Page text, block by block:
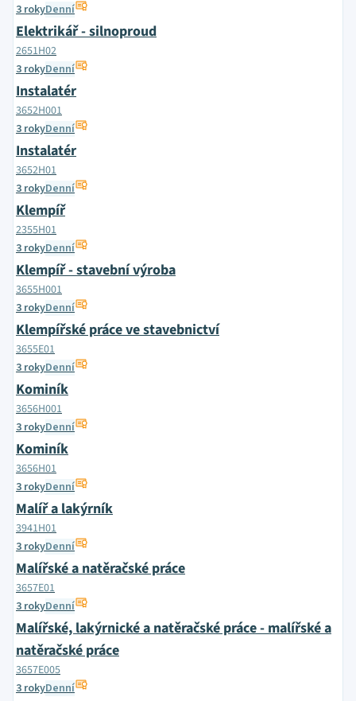
3 rokyDenní
Elektrikář - silnoproud
2651H02
3 rokyDenní
Instalatér
3652H001
3 rokyDenní
Instalatér
3652H01
3 rokyDenní
Klempíř
2355H01
3 rokyDenní
Klempíř - stavební výroba
3655H001
3 rokyDenní
Klempířské práce ve stavebnictví
3655E01
3 rokyDenní
Kominík
3656H001
3 rokyDenní
Kominík
3656H01
3 rokyDenní
Malíř a lakýrník
3941H01
3 rokyDenní
Malířské a natěračské práce
3657E01
3 rokyDenní
Malířské, lakýrnické a natěračské práce - malířské a
natěračské práce
3657E005
3 rokyDenní